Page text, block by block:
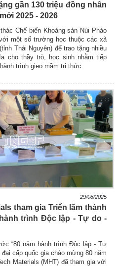
gần 130 triệu đồng nhân
2025 - 2026
Chế biến Khoáng sản Núi Pháo
một số trường học thuộc các xã
Thái Nguyên) để trao tặng nhiều
cho thầy trò, học sinh nhằm tiếp
trình gieo mầm tri thức.
29/08/2025
tham gia Triển lãm thành
trình Độc lập - Tự do -
“80 năm hành trình Độc lập - Tự
cấp quốc gia chào mừng 80 năm
Materials (MHT) đã tham gia với